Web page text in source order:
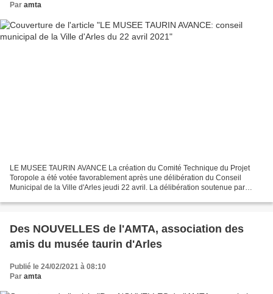
Par amta
LE MUSEE TAURIN AVANCE La création du Comité Technique du Projet
Toropole a été votée favorablement après une délibération du Conseil
Municipal de la Ville d'Arles jeudi 22 avril. La délibération soutenue par
Des NOUVELLES de l'AMTA, association des
amis du musée taurin d'Arles
Publié le 24/02/2021 à 08:10
Par amta